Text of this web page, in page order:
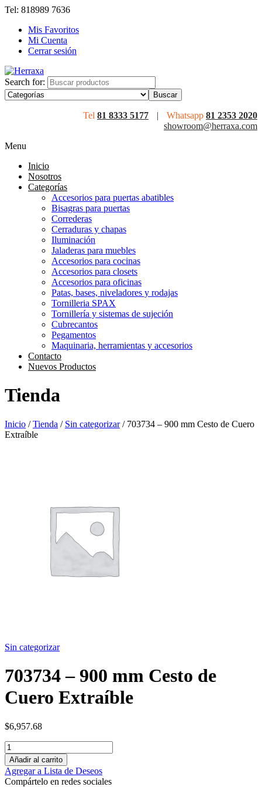
Tel: 818989 7636
Mis Favoritos
Mi Cuenta
Cerrar sesión
Search for:
Tel 81 8333 5177 | Whatsapp 81 2353 2020
showroom@herraxa.com
Menu
Inicio
Nosotros
Categorías
Accesorios para puertas abatibles
Bisagras para puertas
Correderas
Cerraduras y chapas
Iluminación
Jaladeras para muebles
Accesorios para cocinas
Accesorios para closets
Accesorios para oficinas
Patas, bases, niveladores y rodajas
Tornilleria SPAX
Tornillería y sistemas de sujeción
Cubrecantos
Pegamentos
Maquinaria, herramientas y accesorios
Contacto
Nuevos Productos
Tienda
Inicio /Tienda / Sin categorizar/ 703734 – 900 mm Cesto de Cuero
Extraíble
Sin categorizar
703734 – 900 mm Cesto de
Cuero Extraíble
$6,957.68
Añadir al carrito
Agregar a Lista de Deseos
Compártelo en redes sociales